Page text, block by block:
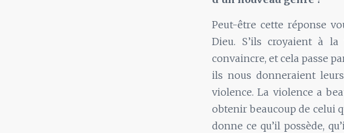
Peut-être cette réponse
Dieu. S’ils croyaient à
convaincre, et cela passe
ils nous donneraient
violence. La violence a
obtenir beaucoup de celui
donne ce qu’il possède,